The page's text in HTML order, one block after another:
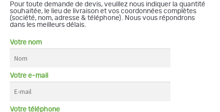
Pour toute demande de devis, veuillez nous indiquer la quantité
souhaitée, le lieu de livraison et vos coordonnées complètes
(société, nom, adresse & téléphone). Nous vous répondrons
dans les meilleurs délais.
Votre nom
Votre e-mail
Votre téléphone